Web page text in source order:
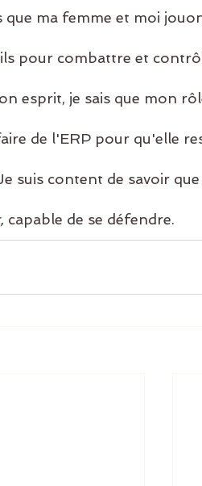
ma femme et moi
pour combattre et
esprit, je sais que mon
de l'ERP pour qu'elle
suis content de savoir
capable de se défendre.